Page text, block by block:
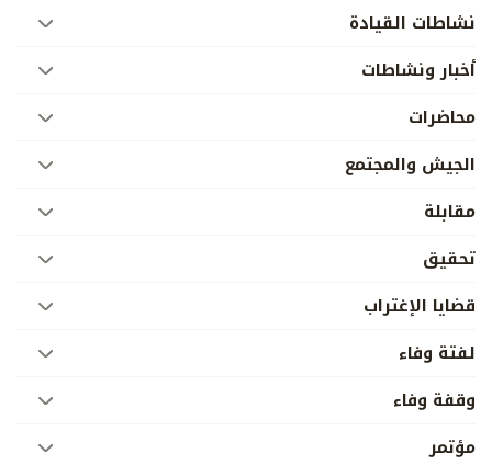
نشاطات القيادة
أخبار ونشاطات
محاضرات
الجيش والمجتمع
مقابلة
تحقيق
قضايا الإغتراب
لفتة وفاء
وقفة وفاء
مؤتمر